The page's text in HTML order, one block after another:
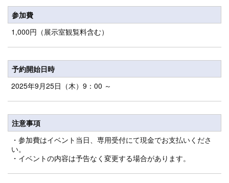
参加費
1,000円（展示室観覧料含む）
予約開始日時
2025年9月25日（木）9：00 ～
注意事項
・参加費はイベント当日、専用受付にて現金でお支払いくださ
い。
・イベントの内容は予告なく変更する場合があります。